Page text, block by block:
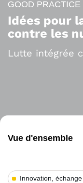
Vue d'ensemble
GOOD
Idées pour
contre les
Lutte intégrée
Innovation,